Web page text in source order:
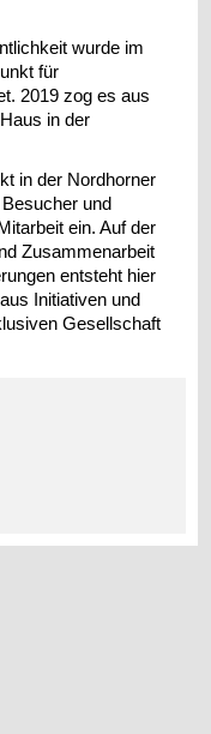
wurde im
für
2019 zog es aus
in der
in der Nordhorner
und
ein. Auf der
Zusammenarbeit
entsteht hier
Initiativen und
Gesellschaft